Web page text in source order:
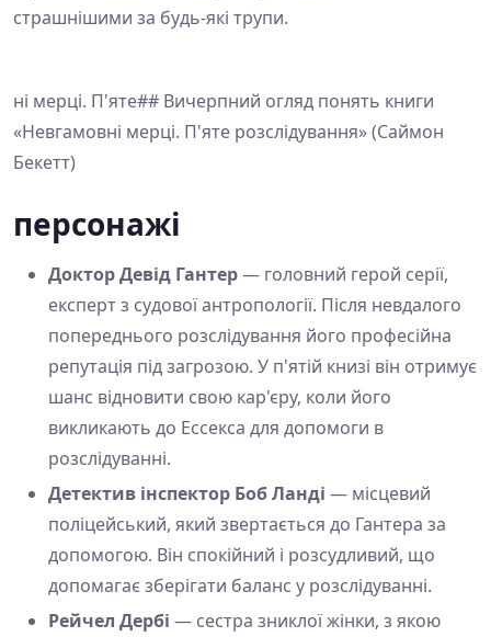
страшнішими за будь-які трупи.
ні мерці. П'яте## Вичерпний огляд понять книги
«Невгамовні мерці. П'яте розслідування» (Саймон
Бекетт)
персонажі
Доктор Девід Гантер— головний герой серії,
експерт з судової антропології. Після невдалого
попереднього розслідування його професійна
репутація під загрозою. У п'ятій книзі він отримує
шанс відновити свою кар'єру, коли його
викликають до Ессекса для допомоги в
розслідуванні.
Детектив інспектор Боб Ланді — місцевий
поліцейський, який звертається до Гантера за
допомогою. Він спокійний і розсудливий, що
допомагає зберігати баланс у розслідуванні.
Рейчел Дербі — сестра зниклої жінки, з якою